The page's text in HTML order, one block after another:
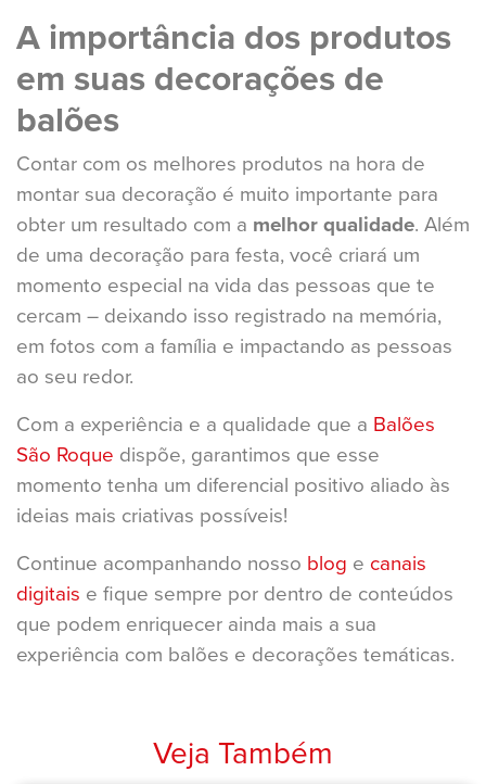
A importância dos produtos
em suas decorações de
balões
Contar com os melhores produtos na hora de
montar sua decoração é muito importante para
obter um resultado com a melhor qualidade. Além
de uma decoração para festa, você criará um
momento especial na vida das pessoas que te
cercam – deixando isso registrado na memória,
em fotos com a família e impactando as pessoas
ao seu redor.
Com a experiência e a qualidade que a Balões
São Roque dispõe, garantimos que esse
momento tenha um diferencial positivo aliado às
ideias mais criativas possíveis!
Continue acompanhando nosso blog e canais
digitais e fique sempre por dentro de conteúdos
que podem enriquecer ainda mais a sua
experiência com balões e decorações temáticas.
Veja Também